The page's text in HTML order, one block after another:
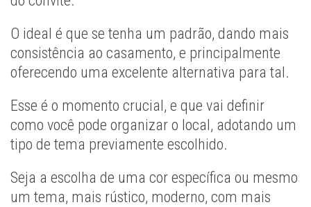
O ideal é que se tenha um padrão, dando mais
consistência ao casamento, e principalmente
oferecendo uma excelente alternativa para tal.
Esse é o momento crucial, e que vai definir
como você pode organizar o local, adotando um
tipo de tema previamente escolhido.
Seja a escolha de uma cor específica ou mesmo
um tema, mais rústico, moderno, com mais